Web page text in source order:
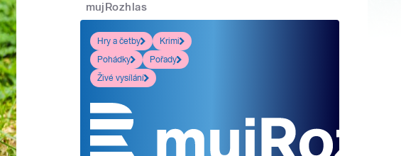
mujRozhlas
Hry a četby
Krimi
Pohádky
Pořady
Živé vysílání